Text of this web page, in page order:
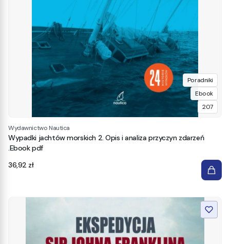
Poradniki
Ebook
207
Wydawnictwo Nautica
Wypadki jachtów morskich 2. Opis i analiza przyczyn zdarzeń
.Ebook pdf
Cena
36,92 zł